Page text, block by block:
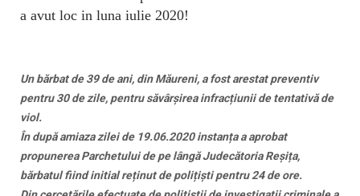
a avut loc in luna iulie 2020!
Un bărbat de 39 de ani, din Măureni, a fost arestat preventiv
pentru 30 de zile, pentru săvârșirea infracțiunii de tentativă de
viol.
În după amiaza zilei de 19.06.2020 instanța a aprobat
propunerea Parchetului de pe lângă Judecătoria Reșița,
bărbatul fiind initial reținut de polițiști pentru 24 de ore.